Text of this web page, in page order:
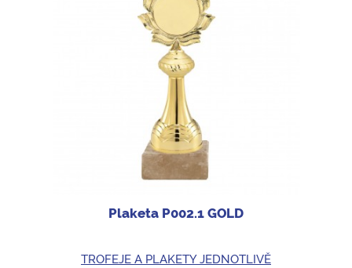
Plaketa P002.1 GOLD
TROFEJE A PLAKETY JEDNOTLIVĚ